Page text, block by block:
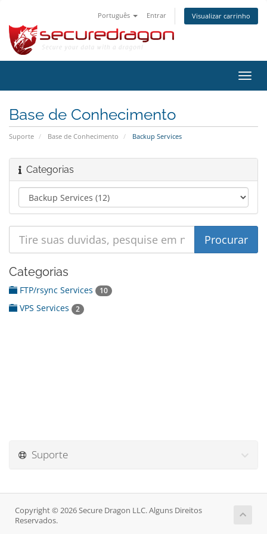
Português Entrar Visualizar carrinho
Base de Conhecimento
Suporte Base de Conhecimento Backup Services
Categorias
Categorias
FTP/rsync Services 10
VPS Services 2
Suporte
Copyright © 2026 Secure Dragon LLC. Alguns Direitos
Reservados.